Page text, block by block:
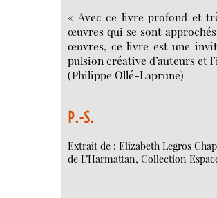
« Avec ce livre profond et
œuvres qui se sont
œuvres, ce livre est une
pulsion créative d’auteurs et
(Philippe Ollé-Laprune)
P.-S.
Extrait de : Elizabeth Legros
de L’Harmattan, Collection